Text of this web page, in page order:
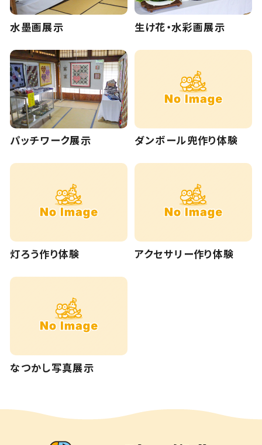
水墨画展示 生け花・水彩画展示
パッチワーク展示 ダンボール兜作り体験
灯ろう作り体験 アクセサリー作り体験
なつかし写真展示